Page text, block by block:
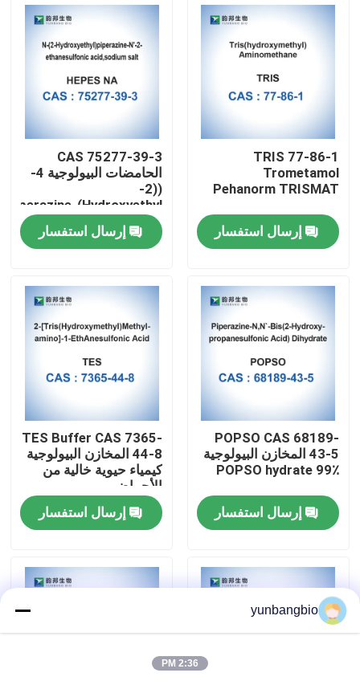
مسكن
جولة في المعمل
مراقبة الجودة
اتصل بنا
أخبار
حالات
المخازن البيولوجية
TRIS 77-86-1
Trometamol
Pehanorm TRISMAT
إرسال استفسار
CAS 75277-39-3
الحامضات البيولوجية 4-
((2-
Hydroxyethyl)Piperazine-
1-Ethanesulfonic Acid
إرسال استفسار
POPSO CAS 68189-
43-5 المخازن البيولوجية
POPSO hydrate 99٪
إرسال استفسار
TES Buffer CAS 7365-
44-8 المخازن البيولوجية
كيمياء حيوية خالية من
الأحماض
إرسال استفسار
yunbangbio
2:36 PM